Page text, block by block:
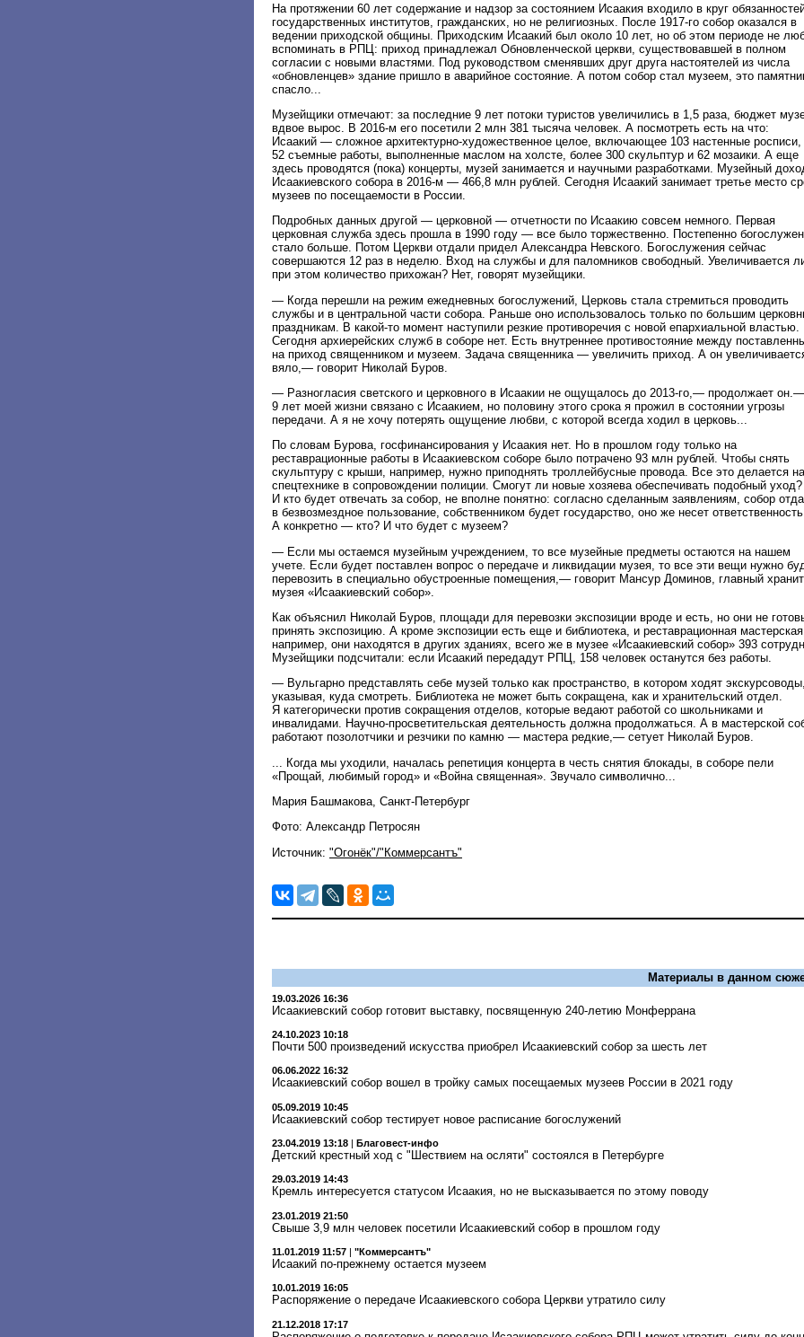
На протяжении 60 лет содержание и надзор за состоянием Исаакия входило в круг
государственных институтов, гражданских, но не религиозных. После 1917-го собор оказался в
ведении приходской общины. Приходским Исаакий был около 10 лет, но об этом периоде не
вспоминать в РПЦ: приход принадлежал Обновленческой церкви, существовавшей в полном
согласии с новыми властями. Под руководством сменявших друг друга настоятелей из числа
«обновленцев» здание пришло в аварийное состояние. А потом собор стал музеем, это
спасло...
Музейщики отмечают: за последние 9 лет потоки туристов увеличились в 1,5 раза, бюджет
вдвое вырос. В 2016-м его посетили 2 млн 381 тысяча человек. А посмотреть есть на что:
Исаакий — сложное архитектурно-художественное целое, включающее 103 настенные росписи,
52 съемные работы, выполненные маслом на холсте, более 300 скульптур и 62 мозаики. А еще
здесь проводятся (пока) концерты, музей занимается и научными разработками. Музейный
Исаакиевского собора в 2016-м — 466,8 млн рублей. Сегодня Исаакий занимает третье место
музеев по посещаемости в России.
Подробных данных другой — церковной — отчетности по Исаакию совсем немного. Первая
церковная служба здесь прошла в 1990 году — все было торжественно. Постепенно
стало больше. Потом Церкви отдали придел Александра Невского. Богослужения сейчас
совершаются 12 раз в неделю. Вход на службы и для паломников свободный. Увеличивается
при этом количество прихожан? Нет, говорят музейщики.
— Когда перешли на режим ежедневных богослужений, Церковь стала стремиться проводить
службы и в центральной части собора. Раньше оно использовалось только по большим
праздникам. В какой-то момент наступили резкие противоречия с новой епархиальной властью.
Сегодня архиерейских служб в соборе нет. Есть внутреннее противостояние между
на приход священником и музеем. Задача священника — увеличить приход. А он
вяло,— говорит Николай Буров.
— Разногласия светского и церковного в Исаакии не ощущалось до 2013-го,— продолжает он.—
9 лет моей жизни связано с Исаакием, но половину этого срока я прожил в состоянии угрозы
передачи. А я не хочу потерять ощущение любви, с которой всегда ходил в церковь...
По словам Бурова, госфинансирования у Исаакия нет. Но в прошлом году только на
реставрационные работы в Исаакиевском соборе было потрачено 93 млн рублей. Чтобы снять
скульптуру с крыши, например, нужно приподнять троллейбусные провода. Все это делается на
спецтехнике в сопровождении полиции. Смогут ли новые хозяева обеспечивать подобный уход?
И кто будет отвечать за собор, не вполне понятно: согласно сделанным заявлениям, собор
в безвозмездное пользование, собственником будет государство, оно же несет
А конкретно — кто? И что будет с музеем?
— Если мы остаемся музейным учреждением, то все музейные предметы остаются на нашем
учете. Если будет поставлен вопрос о передаче и ликвидации музея, то все эти вещи нужно
перевозить в специально обустроенные помещения,— говорит Мансур Доминов, главный
музея «Исаакиевский собор».
Как объяснил Николай Буров, площади для перевозки экспозиции вроде и есть, но они не
принять экспозицию. А кроме экспозиции есть еще и библиотека, и реставрационная мастерская,
например, они находятся в других зданиях, всего же в музее «Исаакиевский собор» 393
Музейщики подсчитали: если Исаакий передадут РПЦ, 158 человек останутся без работы.
— Вульгарно представлять себе музей только как пространство, в котором ходят экскурсоводы,
указывая, куда смотреть. Библиотека не может быть сокращена, как и хранительский отдел.
Я категорически против сокращения отделов, которые ведают работой со школьниками и
инвалидами. Научно-просветительская деятельность должна продолжаться. А в мастерской
работают позолотчики и резчики по камню — мастера редкие,— сетует Николай Буров.
... Когда мы уходили, началась репетиция концерта в честь снятия блокады, в соборе пели
«Прощай, любимый город» и «Война священная». Звучало символично...
Мария Башмакова, Санкт-Петербург
Фото: Александр Петросян
Источник: "Огонёк"/"Коммерсантъ"
Материалы в данном
19.03.2026 16:36
Исаакиевский собор готовит выставку, посвященную 240-летию Монферрана
24.10.2023 10:18
Почти 500 произведений искусства приобрел Исаакиевский собор за шесть лет
06.06.2022 16:32
Исаакиевский собор вошел в тройку самых посещаемых музеев России в 2021 году
05.09.2019 10:45
Исаакиевский собор тестирует новое расписание богослужений
23.04.2019 13:18 | Благовест-инфо
Детский крестный ход с "Шествием на осляти" состоялся в Петербурге
29.03.2019 14:43
Кремль интересуется статусом Исаакия, но не высказывается по этому поводу
23.01.2019 21:50
Свыше 3,9 млн человек посетили Исаакиевский собор в прошлом году
11.01.2019 11:57 | "Коммерсантъ"
Исаакий по-прежнему остается музеем
10.01.2019 16:05
Распоряжение о передаче Исаакиевского собора Церкви утратило силу
21.12.2018 17:17